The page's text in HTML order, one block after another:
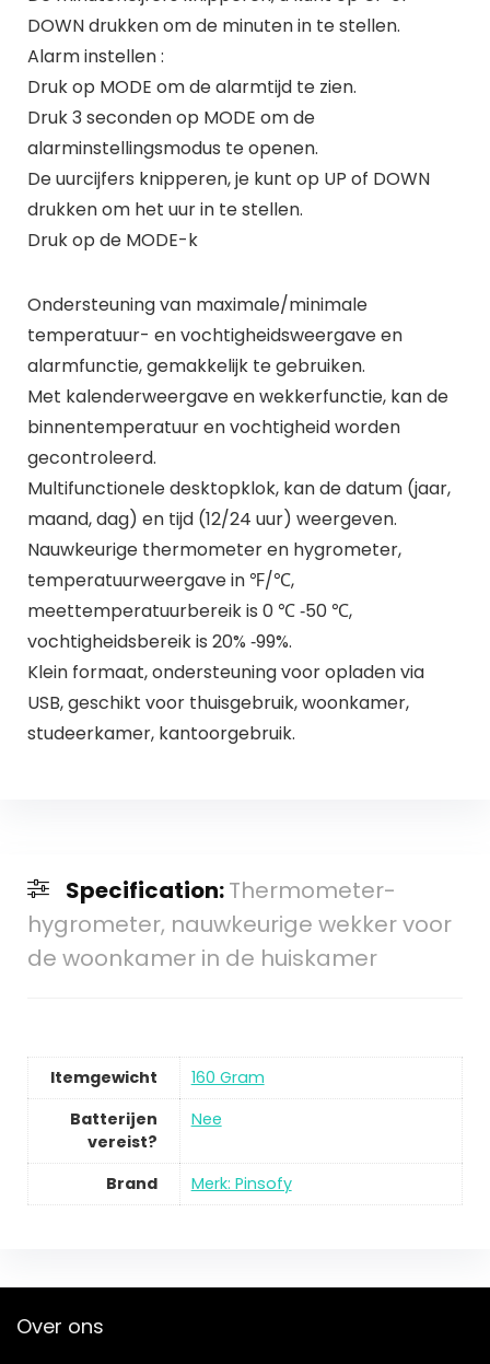
DOWN drukken om de minuten in te stellen.
Alarm instellen :
Druk op MODE om de alarmtijd te zien.
Druk 3 seconden op MODE om de
alarminstellingsmodus te openen.
De uurcijfers knipperen, je kunt op UP of DOWN
drukken om het uur in te stellen.
Druk op de MODE-k
Ondersteuning van maximale/minimale
temperatuur- en vochtigheidsweergave en
alarmfunctie, gemakkelijk te gebruiken.
Met kalenderweergave en wekkerfunctie, kan de
binnentemperatuur en vochtigheid worden
gecontroleerd.
Multifunctionele desktopklok, kan de datum (jaar,
maand, dag) en tijd (12/24 uur) weergeven.
Nauwkeurige thermometer en hygrometer,
temperatuurweergave in ℉/℃,
meettemperatuurbereik is 0 ℃ ‑50 ℃,
vochtigheidsbereik is 20% ‑99%.
Klein formaat, ondersteuning voor opladen via
USB, geschikt voor thuisgebruik, woonkamer,
studeerkamer, kantoorgebruik.
Specification:Thermometer-
hygrometer, nauwkeurige wekker voor
de woonkamer in de huiskamer
Itemgewicht
160 Gram
Batterijen
vereist?
Nee
Brand Merk: Pinsofy
Over ons